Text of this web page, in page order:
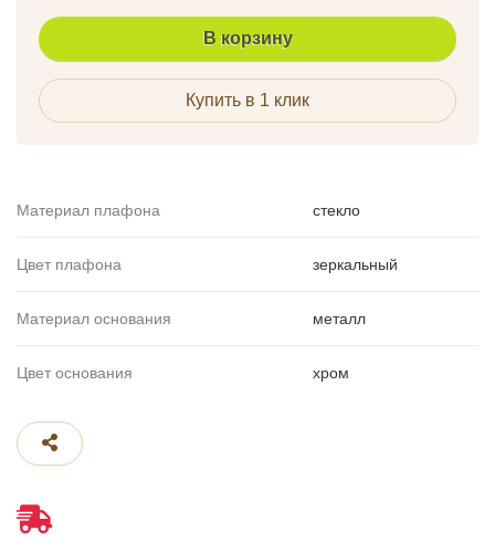
В корзину
Купить в 1 клик
Материал плафона стекло
Цвет плафона зеркальный
Материал основания металл
Цвет основания хром